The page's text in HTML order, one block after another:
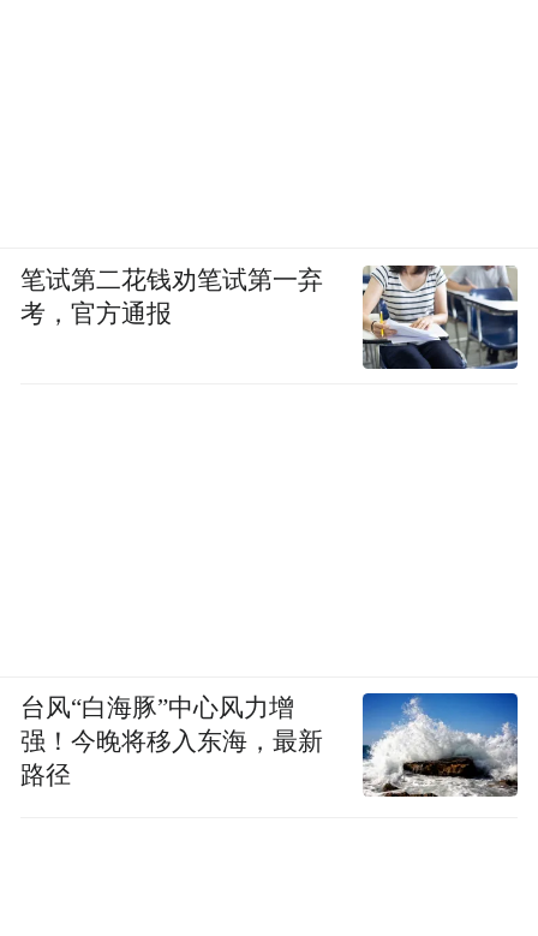
笔试第二花钱劝笔试第一弃
考，官方通报
台风“白海豚”中心风力增
强！今晚将移入东海，最新
路径